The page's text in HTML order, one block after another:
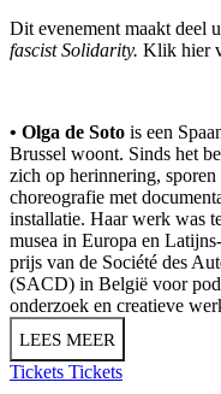
Dit evenement maakt deel
fascist Solidarity. Klik hier
• Olga de Soto is een
Brussel woont. Sinds het
zich op herinnering,
choreografie met
installatie. Haar werk was
musea in Europa en
prijs van de Société des
(SACD) in België voor
onderzoek en creatieve
LEES MEER
Tickets Tickets